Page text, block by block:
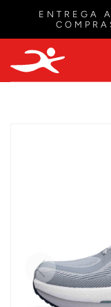
ENTREGA